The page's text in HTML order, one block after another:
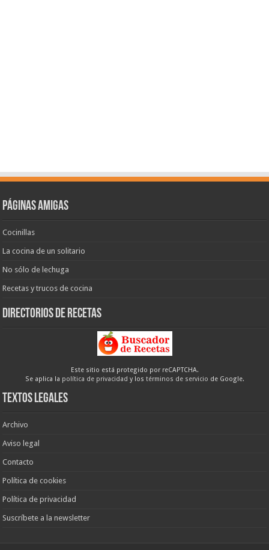
Páginas amigas
Cocinillas
La cocina de un solitario
No sólo de lechuga
Recetas y trucos de cocina
Directorios de recetas
Este sitio está protegido por reCAPTCHA.
Se aplica la política de privacidad y los términos de servicio de Google.
Textos legales
Archivo
Aviso legal
Contacto
Política de cookies
Política de privacidad
Suscríbete a la newsletter